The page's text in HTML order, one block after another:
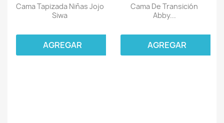
Cama Tapizada Niñas Jojo
Siwa
AGREGAR
Cama De Transición
Abby...
AGREGAR